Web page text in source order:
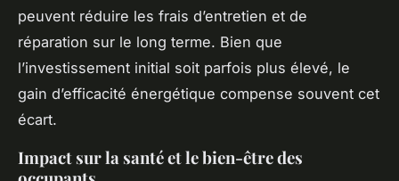
peuvent réduire les frais d’entretien et de
réparation sur le long terme. Bien que
l’investissement initial soit parfois plus élevé, le
gain d’efficacité énergétique compense souvent cet
écart.
Impact sur la santé et le bien-être des